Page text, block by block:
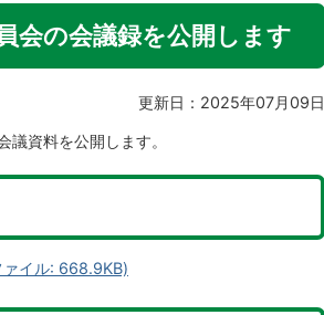
会の会議録を公開します
更新日：2025年07月09日
資料を公開します。
ァイル: 668.9KB)